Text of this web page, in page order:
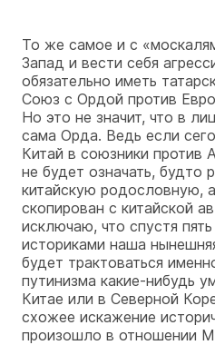
То же самое и с
Запад и вести себя
обязательно иметь
Союз с Ордой против
Но это не значит, что в
сама Орда. Ведь если
Китай в союзники против
не будет означать, будто
китайскую родословную,
скопирован с китайской
исключаю, что спустя
историками наша
будет трактоваться
путинизма какие-нибудь
Китае или в Северной
схожее искажение
произошло в отношении